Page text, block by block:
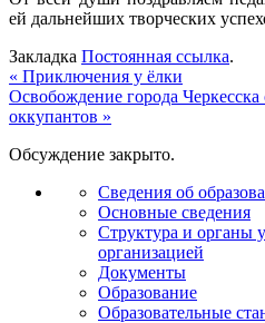
ей дальнейших творческих
Закладка Постоянная ссылка.
« Приключения у ёлки
Освобождение города
оккупантов »
Обсуждение закрыто.
Сведения об
Основные сведения
Структура и органы
организацией
Документы
Образование
Образовательные